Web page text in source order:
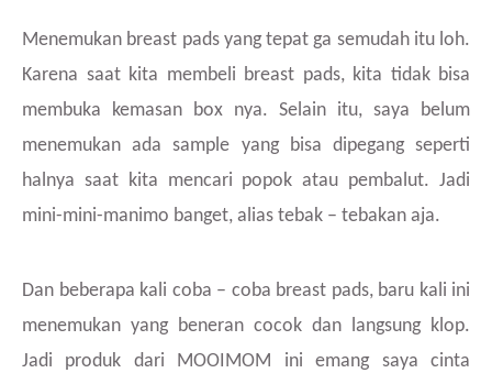
Menemukan breast pads yang tepat ga semudah itu loh.
Karena saat kita membeli breast pads, kita tidak bisa
membuka kemasan box nya. Selain itu, saya belum
menemukan ada sample yang bisa dipegang seperti
halnya saat kita mencari popok atau pembalut. Jadi
mini-mini-manimo banget, alias tebak – tebakan aja.
Dan beberapa kali coba – coba breast pads, baru kali ini
menemukan yang beneran cocok dan langsung klop.
Jadi produk dari MOOIMOM ini emang saya cinta